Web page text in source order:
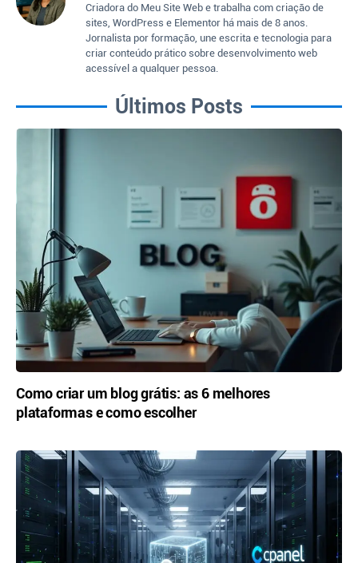
Criadora do Meu Site Web e trabalha com criação de
sites, WordPress e Elementor há mais de 8 anos.
Jornalista por formação, une escrita e tecnologia para
criar conteúdo prático sobre desenvolvimento web
acessível a qualquer pessoa.
Últimos Posts
Como criar um blog grátis: as 6 melhores
plataformas e como escolher